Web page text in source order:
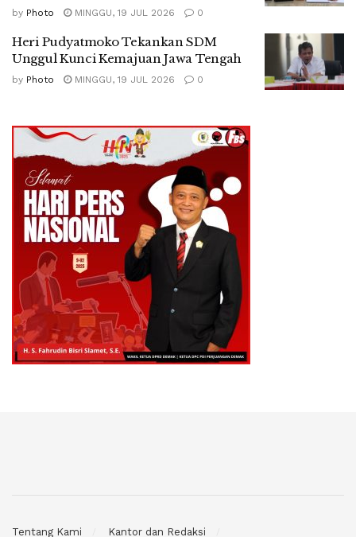
by Photo MINGGU, 19 JUL 2026 0
Heri Pudyatmoko Tekankan SDM
Unggul Kunci Kemajuan Jawa Tengah
by Photo MINGGU, 19 JUL 2026 0
Tentang Kami Kantor dan Redaksi